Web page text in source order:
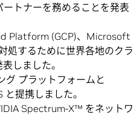
トナーを務めることを発表
Platform (GCP)、Microsoft
処するために世界各地のクラ
しました。
グ プラットフォームと
提携しました。
Spectrum-X™ をネットワ